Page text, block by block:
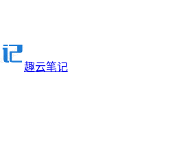
趣云笔记